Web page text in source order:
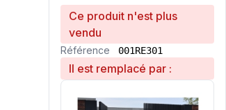
Ce produit n'est plus
vendu
Référence 001RE301
Il est remplacé par :